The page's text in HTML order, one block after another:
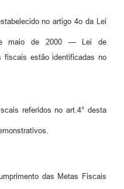
no artigo 4o da Lei
maio de 2000 — Lei de
fiscais estão identificadas no
referidos no art.4° desta
das Metas Fiscais